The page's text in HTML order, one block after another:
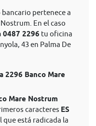
bancario pertenece a
En el caso
0487 2296 tu oficina
43 en Palma De
2296 Banco Mare
Mare Nostrum
caracteres ES
que está radicada la